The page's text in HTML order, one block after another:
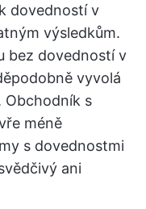
dovedností v
výsledkům.
bez dovedností v
vyvolá
Obchodník s
méně
s dovednostmi
ani